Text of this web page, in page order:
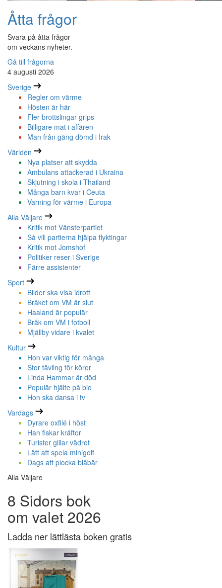
Åtta frågor
Svara på åtta frågor
om veckans nyheter.
Gå till frågorna
4 augusti 2026
Sverige
Regler om värme
Hösten är här
Fler brottslingar grips
Billigare mat i affären
Man från gäng dömd i Irak
Världen
Nya platser att skydda
Ambulans attackerad i Ukraina
Skjutning i skola i Thailand
Många barn kvar i Ceuta
Varning för värme i Europa
Alla Väljare
Kritik mot Vänsterpartiet
Så vill partierna hjälpa flyktingar
Kritik mot Jomshof
Politiker reser i Sverige
Färre assistenter
Sport
Bilder ska visa idrott
Bråket om VM är slut
Haaland är populär
Bråk om VM i fotboll
Mjällby vidare i kvalet
Kultur
Hon var viktig för många
Stor tävling för körer
Linda Hammar är död
Populär hjälte på bio
Hon ska dansa i tv
Vardags
Dyrare oxfilé i höst
Han fiskar kräftor
Turister gillar vädret
Lätt att spela minigolf
Dags att plocka blåbär
Alla Väljare
8 Sidors bok
om valet 2026
Ladda ner lättlästa boken gratis